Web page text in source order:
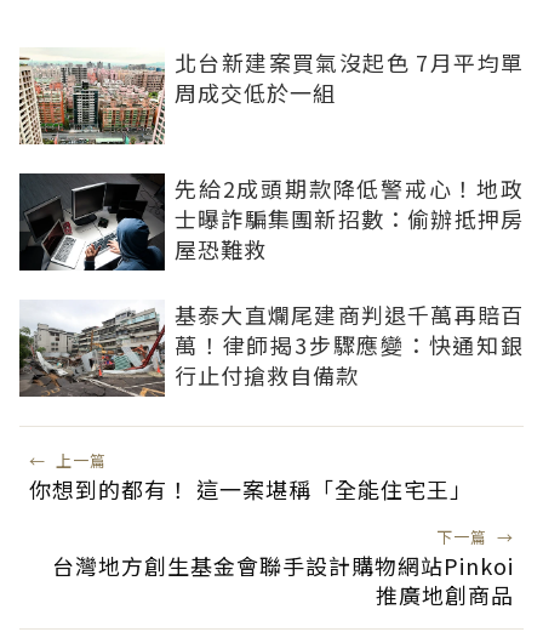
北台新建案買氣沒起色 7月平均單
周成交低於一組
先給2成頭期款降低警戒心！地政
士曝詐騙集團新招數：偷辦抵押房
屋恐難救
基泰大直爛尾建商判退千萬再賠百
萬！律師揭3步驟應變：快通知銀
行止付搶救自備款
← 上一篇
你想到的都有！ 這一案堪稱「全能住宅王」
下一篇 →
台灣地方創生基金會聯手設計購物網站Pinkoi
推廣地創商品